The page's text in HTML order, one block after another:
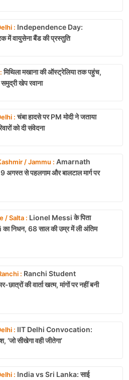
: Independence Day:
में वायुसेना बैंड की प्रस्तुति
मिथिला मखाना की ऑस्ट्रेलिया तक पहुंच,
खेप रवाना
:चंबा हादसे पर PM मोदी ने जताया
को दी संवेदना
/ Jammu : Amarnath
से पहलगाम और बालटाल मार्ग पर
/ Salta : Lionel Messi के पिता
निधन, 68 साल की उम्र में ली अंतिम
: Ranchi Student
की वार्ता खत्म, मांगों पर नहीं बनी
: IIT Delhi Convocation:
‘जो सीखेगा वही जीतेगा’
: India vs Sri Lanka: साई